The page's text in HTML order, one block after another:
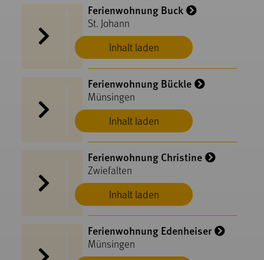
Inhalt laden
Ferienwohnung Buck
St. Johann
Inhalt laden
Ferienwohnung Bückle
Münsingen
Inhalt laden
Ferienwohnung Christine
Zwiefalten
Ferienwohnung Edenheiser
Münsingen